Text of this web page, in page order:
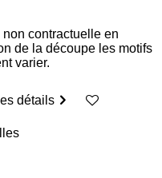
non contractuelle en
de la découpe les motifs
varier.
détails